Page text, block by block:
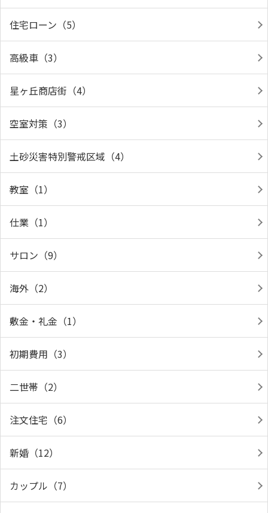
住宅ローン（5）
高級車（3）
星ヶ丘商店街（4）
空室対策（3）
土砂災害特別警戒区域（4）
教室（1）
仕業（1）
サロン（9）
海外（2）
敷金・礼金（1）
初期費用（3）
二世帯（2）
注文住宅（6）
新婚（12）
カップル（7）